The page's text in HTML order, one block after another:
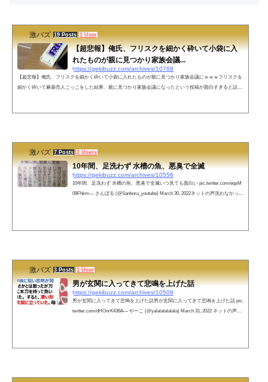
激バズ 19 Posts 1 User
【超悲報】俺氏、フリスクを細かく砕いて小袋に入
れたものが親に見つかり家族会議...
https://gekibuzz.com/archives/10768
【超悲報】俺氏、フリスクを細かく砕いて小袋に入れたものが親に見つかり家族会議にｗｗｗフリスクを
細かく砕いて麻薬売人ごっこをした結果、親に見つかり家族会議になったという投稿が面白すぎると話題
激バズ 7 Posts 2 Users
10年間、足洗わず 水槽の魚、悪臭で全滅
https://gekibuzz.com/archives/10556
10年間、足洗わず 水槽の魚、悪臭で全滅いつ見ても面白い pic.twitter.com/eqsM
09Fhkm— さんぼる (@Sanboru_youtube) March 30, 2022ネットの声洗わなかった
激バズ 3 Posts 1 User
男が玄関に入ってきて悲鳴を上げた話
https://gekibuzz.com/archives/10509
男が玄関に入ってきて悲鳴を上げた話男が玄関に入ってきて悲鳴を上げた話 pic.
twitter.com/dHOnrK436A— やーこ (@yalalalalalala) March 31, 2022 ネットの声